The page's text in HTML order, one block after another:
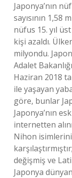
Japonya’nın
sayısının 1,58
nüfus 15. yıl
kişi azaldı.
milyondu.
Adalet
Haziran 2018
ile yaşayan
göre, bunlar
Japonya’nın
internetten
Nihon
değişmiş ve
Japonya